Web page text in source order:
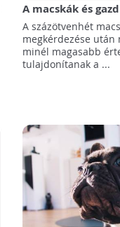
A macskák és
kommunikációt
Etológia
A százötvenhét
megkérdezése után
minél magasabb
tulajdonítanak a ...